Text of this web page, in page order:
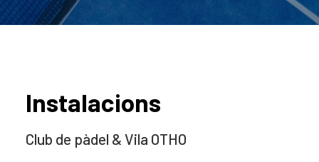
Instalacions
Club de pàdel & Vila OTHO